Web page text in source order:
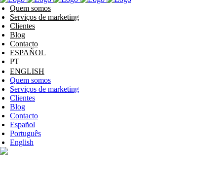
Quem somos
Serviços de marketing
Clientes
Blog
Contacto
ESPAÑOL
ENGLISH
Quem somos
Serviços de marketing
Clientes
Blog
Contacto
Español
Português
English